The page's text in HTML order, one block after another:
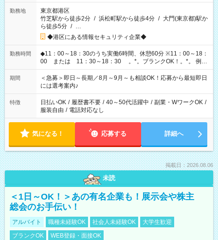
勤務地
東京都港区
竹芝駅から徒歩2分 / 浜松町駅から徒歩4分 / 大門(東京都)駅か
ら徒歩5分 / …
◆港区にある情報セキュリティ企業◆
勤務時間
◆11：00～18：30のうち実働6時間、休憩60分 ※11：00～18：
00 または 11：30～18：30 。*。ブランクOK！。*。 例え
ば前職が、 在宅/財団法人/事務/コールセンター/受付/販売/カフェ
スタッフ スイーツ販売/ホテルフロント/化粧品販売/など 様々な
業界から入社して活躍されています♪
期間
＜急募＞即日～長期／8月～9月～も相談OK！応募から最短即日
には選考案内♪
特徴 日払いOK / 履歴書不要 / 40～50代活躍中 / 副業・WワークOK /
服装自由 / 電話対応なし
気になる！ 応募する 詳細へ
掲載日：2026.08.06
未読
＜1日～OK！＞あの有名企業も！展示会や株主
総会のお手伝い！
アルバイト 職種未経験OK 社会人未経験OK
大学生歓迎
ブランクOK
WEB登録・面接OK